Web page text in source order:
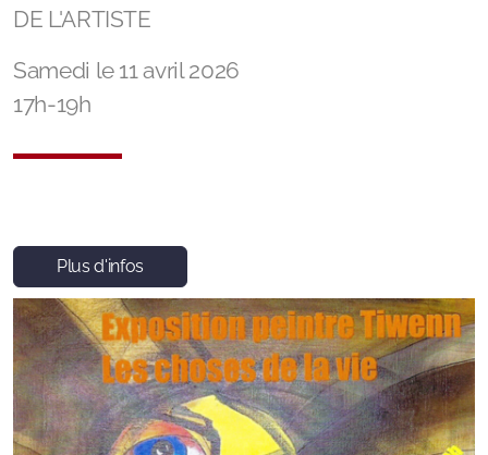
DE L'ARTISTE
Samedi le 11 avril 2026
17h-19h
Plus d'infos